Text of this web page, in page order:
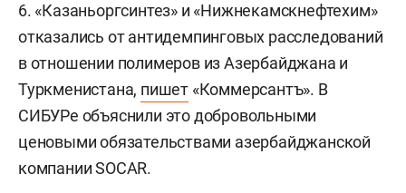
6. «Казаньоргсинтез» и «Нижнекамскнефтехим»
отказались от антидемпинговых расследований
в отношении полимеров из Азербайджана и
Туркменистана, пишет «Коммерсантъ». В
СИБУРе объяснили это добровольными
ценовыми обязательствами азербайджанской
компании SOCAR.